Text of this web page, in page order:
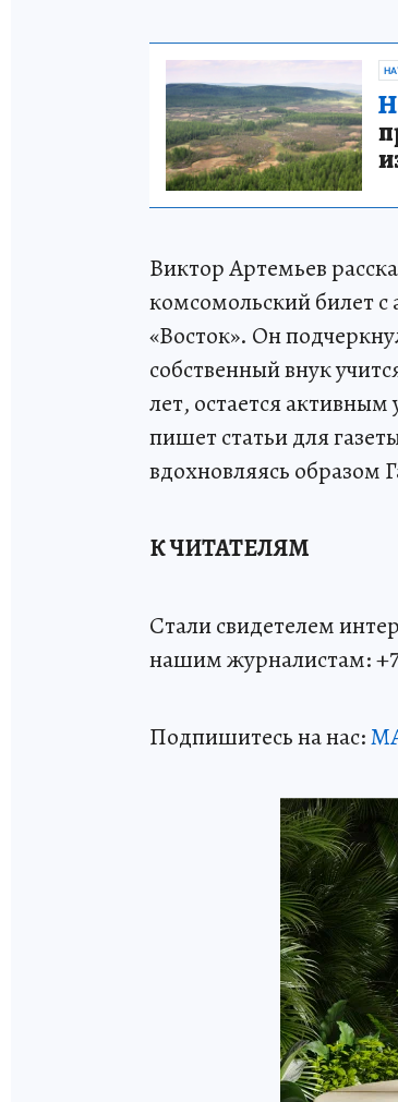
Виктор Артемьев
комсомольский билет
«Восток». Он
собственный внук
лет, остается
пишет статьи для
вдохновляясь образом
К ЧИТАТЕЛЯМ
Стали свидетелем
нашим журналистам:
Подпишитесь на нас: